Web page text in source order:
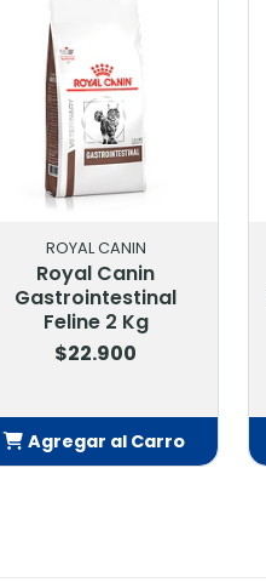
ROYAL CANIN
Royal Canin
Gastrointestinal
Feline 2 Kg
$22.900
Agregar al Carro